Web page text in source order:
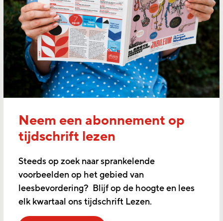
Neem een abonnement op
tijdschrift lezen
Steeds op zoek naar sprankelende
voorbeelden op het gebied van
leesbevordering? Blijf op de hoogte en lees
elk kwartaal ons tijdschrift Lezen.